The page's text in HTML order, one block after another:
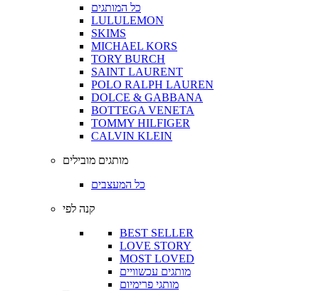
כל המותגים
LULULEMON
SKIMS
MICHAEL KORS
TORY BURCH
SAINT LAURENT
POLO RALPH LAUREN
DOLCE & GABBANA
BOTTEGA VENETA
TOMMY HILFIGER
CALVIN KLEIN
מותגים מובילים
כל המעצבים
קנה לפי
BEST SELLER
LOVE STORY
MOST LOVED
מותגים עכשוויים
מותגי פרימיום